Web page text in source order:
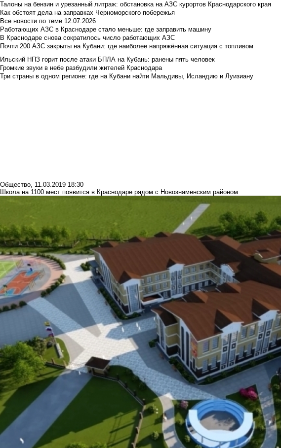
Талоны на бензин и урезанный литраж: обстановка на АЗС курортов Краснодарского края
Как обстоят дела на заправках Черноморского побережья
Все новости по теме 12.07.2026
Работающих АЗС в Краснодаре стало меньше: где заправить машину
В Краснодаре снова сократилось число работающих АЗС
Почти 200 АЗС закрыты на Кубани: где наиболее напряжённая ситуация с топливом
Ильский НПЗ горит после атаки БПЛА на Кубань: ранены пять человек
Громкие звуки в небе разбудили жителей Краснодара
Три страны в одном регионе: где на Кубани найти Мальдивы, Исландию и Луизиану
Общество, 11.03.2019 18:30
Школа на 1100 мест появится в Краснодаре рядом с Новознаменским районом